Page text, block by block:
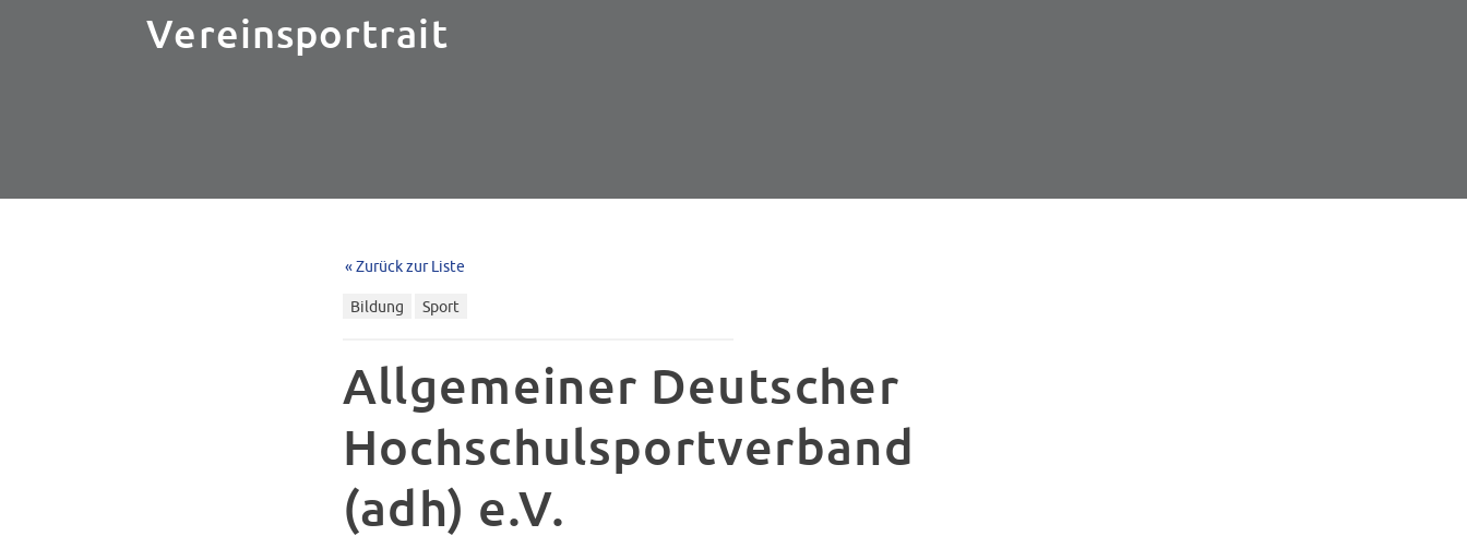
Vereinsportrait
« Zurück zur Liste
Bildung Sport
Allgemeiner Deutscher
Hochschulsportverband
(adh) e.V.